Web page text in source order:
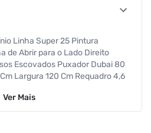
Linha Super 25 Pintura
de Abrir para o Lado Direito
Escovados Puxador Dubai 80
Largura 120 Cm Requadro 4,6
Ver Mais